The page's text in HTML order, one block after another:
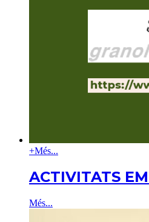
+Més...
ACTIVITATS
Més...